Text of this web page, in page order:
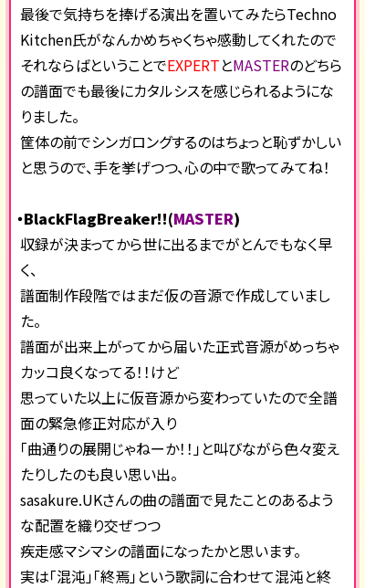
最後で気持ちを捧げる演出を置いてみたらTechno
Kitchen氏がなんかめちゃくちゃ感動してくれたので
それならばということでEXPERTとMASTERのどちら
の譜面でも最後にカタルシスを感じられるようにな
りました。
筐体の前でシンガロングするのはちょっと恥ずかしい
と思うので、手を挙げつつ、心の中で歌ってみてね！
・BlackFlagBreaker!!(MASTER)
収録が決まってから世に出るまでがとんでもなく早
く、
譜面制作段階ではまだ仮の音源で作成していまし
た。
譜面が出来上がってから届いた正式音源がめっちゃ
カッコ良くなってる！！けど
思っていた以上に仮音源から変わっていたので全譜
面の緊急修正対応が入り
「曲通りの展開じゃねーか！！」と叫びながら色々変え
たりしたのも良い思い出。
sasakure.UKさんの曲の譜面で見たことのあるよう
な配置を織り交ぜつつ
疾走感マシマシの譜面になったかと思います。
実は「混沌」「終焉」という歌詞に合わせて混沌と終